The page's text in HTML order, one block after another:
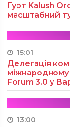
Гурт Kalush
масштабний
15:01
Делегація
Forum 3.0 у
13:00